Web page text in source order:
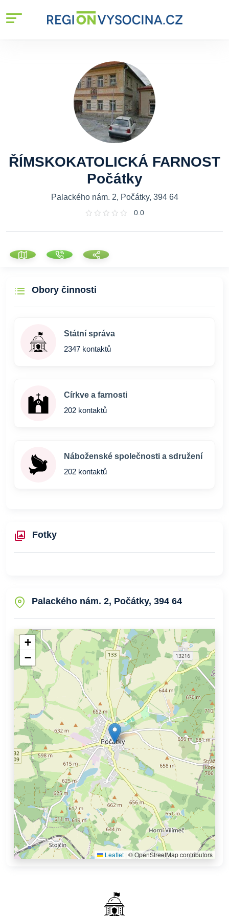
ŘÍMSKOKATOLICKÁ FARNOST
Počátky
Palackého nám. 2, Počátky, 394 64
0.0
Obory činnosti
Státní správa
2347 kontaktů
Církve a farnosti
202 kontaktů
Náboženské společnosti a sdružení
202 kontaktů
Fotky
Palackého nám. 2, Počátky, 394 64
+
−
Leaflet | © OpenStreetMap contributors